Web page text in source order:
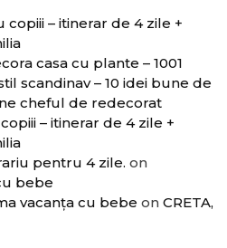
copiii – itinerar de 4 zile +
casa cu plante – 1001
scandinav – 10 idei bune de
cheful de redecorat
– itinerar de 4 zile +
pentru 4 zile. on
bebe
vacanța cu bebe on CRETA,